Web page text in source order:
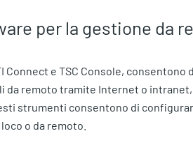
per la gestione da
e TSC Console, consentono
da remoto tramite Internet o
strumenti consentono di
o da remoto.